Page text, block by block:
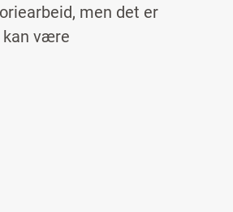
men det er
kan være